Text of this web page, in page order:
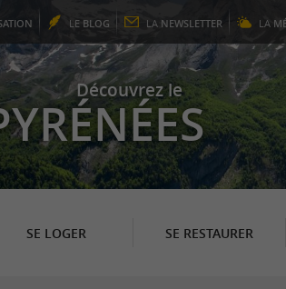
LE BLOG LA NEWSLETTER LA
Découvrez le
SE LOGER SE RESTAURER